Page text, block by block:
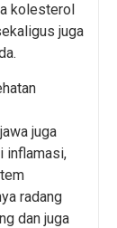
kolesterol
juga
juga
inflamasi,
radang
dan juga